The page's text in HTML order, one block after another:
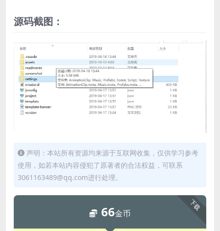
源码截图：
声明：本站所有资源均来源于互联网收集，仅供学习参考
使用，如若本站内容侵犯了原著者的合法权益，可联系
3061163489@qq.com进行处理。
下载
66金币